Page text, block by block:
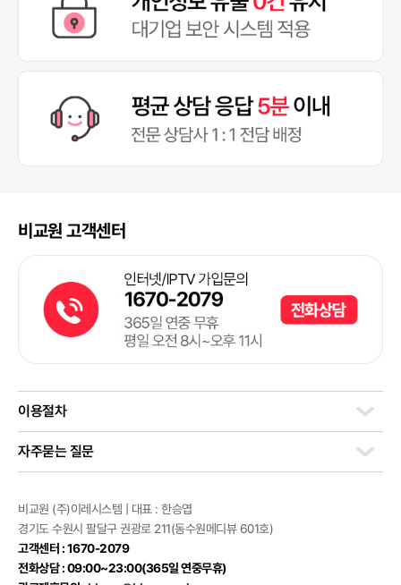
비교원 고객센터
이용절차
자주묻는 질문
비교원 (주)이레시스템 | 대표 : 한승엽
경기도 수원시 팔달구 권광로 211(동수원메디뷰 601호)
고객센터 : 1670-2079
전화상담 : 09:00~23:00(365일 연중무휴)